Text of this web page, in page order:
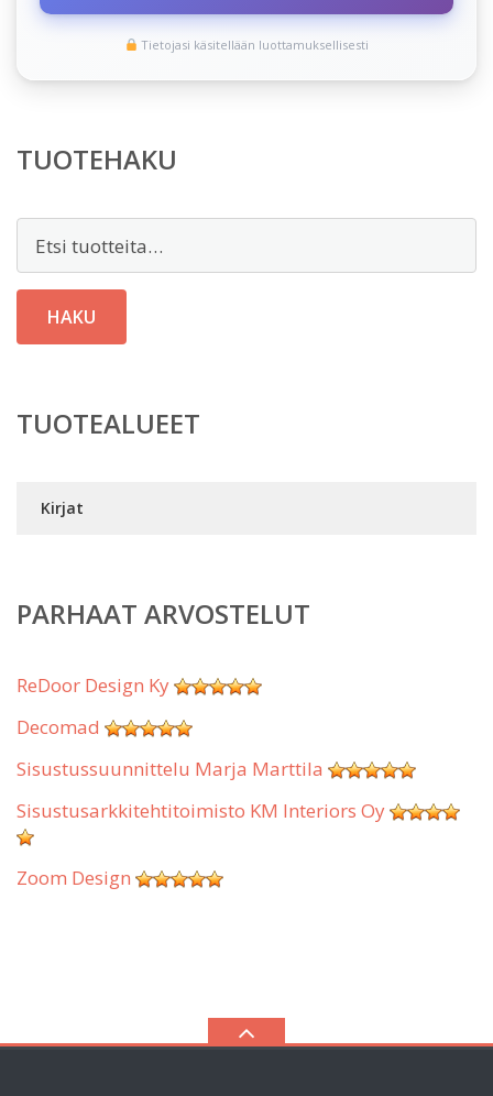
Tietojasi käsitellään luottamuksellisesti
TUOTEHAKU
HAKU
TUOTEALUEET
Kirjat
PARHAAT ARVOSTELUT
ReDoor Design Ky
Decomad
Sisustussuunnittelu Marja Marttila
Sisustusarkkitehtitoimisto KM Interiors Oy
Zoom Design